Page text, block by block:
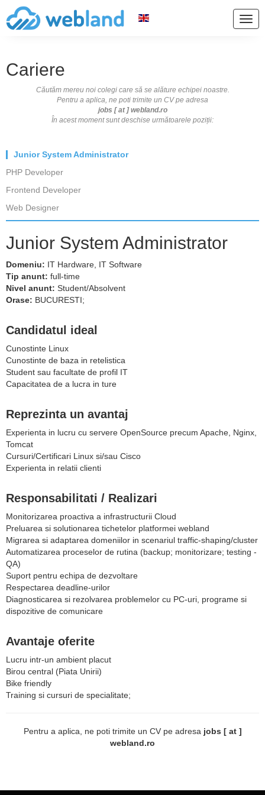
Cariere
Căutăm mereu noi colegi care să se alăture echipei noastre.
Pentru a aplica, ne poti trimite un CV pe adresa
jobs [ at ] webland.ro
În acest moment sunt deschise următoarele poziții:
Junior System Administrator
PHP Developer
Frontend Developer
Web Designer
Junior System Administrator
Domeniu: IT Hardware, IT Software
Tip anunt: full-time
Nivel anunt: Student/Absolvent
Orase: BUCURESTI;
Candidatul ideal
Cunostinte Linux
Cunostinte de baza in retelistica
Student sau facultate de profil IT
Capacitatea de a lucra in ture
Reprezinta un avantaj
Experienta in lucru cu servere OpenSource precum Apache, Nginx,
Tomcat
Cursuri/Certificari Linux si/sau Cisco
Experienta in relatii clienti
Responsabilitati / Realizari
Monitorizarea proactiva a infrastructurii Cloud
Preluarea si solutionarea tichetelor platformei webland
Migrarea si adaptarea domeniilor in scenariul traffic-shaping/cluster
Automatizarea proceselor de rutina (backup; monitorizare; testing -
QA)
Suport pentru echipa de dezvoltare
Respectarea deadline-urilor
Diagnosticarea si rezolvarea problemelor cu PC-uri, programe si
dispozitive de comunicare
Avantaje oferite
Lucru intr-un ambient placut
Birou central (Piata Unirii)
Bike friendly
Training si cursuri de specialitate;
Pentru a aplica, ne poti trimite un CV pe adresa jobs [ at ]
webland.ro